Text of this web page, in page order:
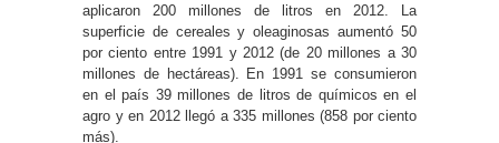
aplicaron 200 millones de litros en 2012. La
superficie de cereales y oleaginosas aumentó 50
por ciento entre 1991 y 2012 (de 20 millones a 30
millones de hectáreas). En 1991 se consumieron
en el país 39 millones de litros de químicos en el
agro y en 2012 llegó a 335 millones (858 por ciento
más).